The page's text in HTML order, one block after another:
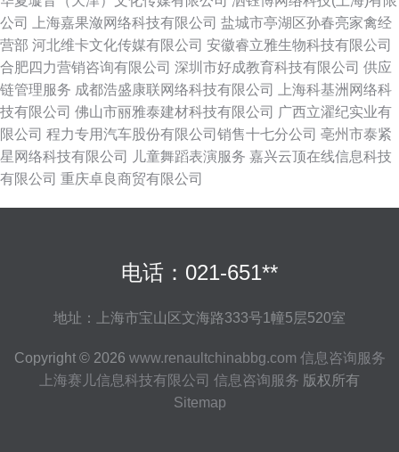
公司
上海嘉果潋网络科技有限公司 盐城市亭湖区孙春亮家禽经
营部 河北维卡文化传媒有限公司 安徽睿立雅生物科技有限公司
合肥四力营销咨询有限公司 深圳市好成教育科技有限公司 供应
链管理服务 成都浩盛康联网络科技有限公司
上海科基洲网络科
技有限公司 佛山市丽雅泰建材科技有限公司 广西立濯纪实业有
限公司 程力专用汽车股份有限公司销售十七分公司 亳州市泰紧
星网络科技有限公司
儿童舞蹈表演服务 嘉兴云顶在线信息科技
有限公司 重庆卓良商贸有限公司
电话：021-651**
地址：上海市宝山区文海路333号1幢5层520室
Copyright © 2026 www.renaultchinabbg.com 信息咨询服务
上海赛儿信息科技有限公司 信息咨询服务 版权所有
Sitemap